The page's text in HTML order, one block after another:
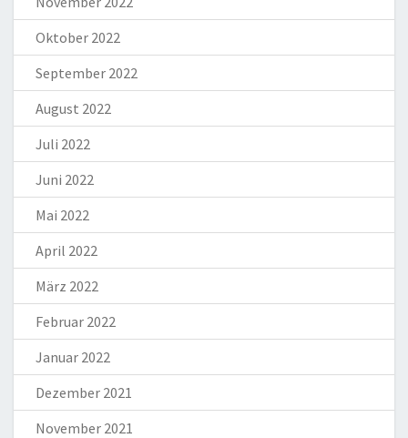
Oktober 2022
September 2022
August 2022
Juli 2022
Juni 2022
Mai 2022
April 2022
März 2022
Februar 2022
Januar 2022
Dezember 2021
November 2021